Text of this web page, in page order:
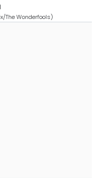
The Wonderfools)